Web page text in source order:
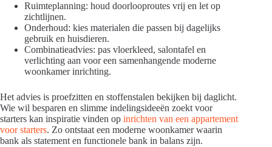
Ruimteplanning: houd doorlooproutes vrij en let op
zichtlijnen.
Onderhoud: kies materialen die passen bij dagelijks
gebruik en huisdieren.
Combinatieadvies: pas vloerkleed, salontafel en
verlichting aan voor een samenhangende moderne
woonkamer inrichting.
Het advies is proefzitten en stoffenstalen bekijken bij daglicht.
Wie wil besparen en slimme indelingsideeën zoekt voor
starters kan inspiratie vinden op inrichten van een appartement
voor starters. Zo ontstaat een moderne woonkamer waarin
bank als statement en functionele bank in balans zijn.